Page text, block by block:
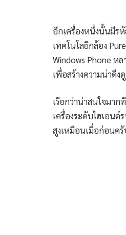
อีกเครื่องหนึ่งนั้นมีร
เทคโนโลยีกล้อง
Windows Phone ห
เพื่อสร้างความน่าดึ
เรียกว่าน่าสนใจมาก
เครื่องระดับไฮเอนด์
สูงเหมือนเมื่อก่อนค